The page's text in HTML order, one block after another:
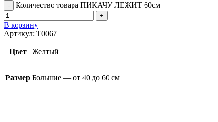
Количество товара ПИКАЧУ ЛЕЖИТ 60см
В корзину
Артикул: T0067
Цвет Желтый
Размер Большие — от 40 до 60 см